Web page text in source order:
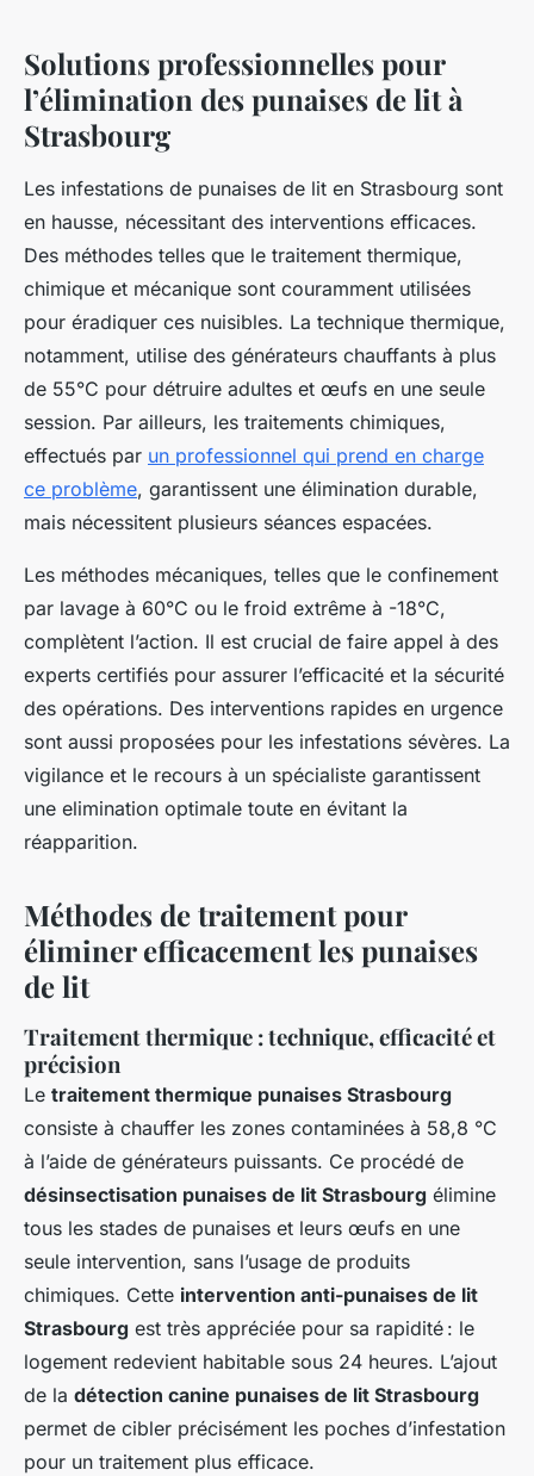
Solutions professionnelles pour
l’élimination des punaises de lit à
Strasbourg
Les infestations de punaises de lit en Strasbourg sont
en hausse, nécessitant des interventions efficaces.
Des méthodes telles que le traitement thermique,
chimique et mécanique sont couramment utilisées
pour éradiquer ces nuisibles. La technique thermique,
notamment, utilise des générateurs chauffants à plus
de 55°C pour détruire adultes et œufs en une seule
session. Par ailleurs, les traitements chimiques,
effectués par un professionnel qui prend en charge
ce problème, garantissent une élimination durable,
mais nécessitent plusieurs séances espacées.
Les méthodes mécaniques, telles que le confinement
par lavage à 60°C ou le froid extrême à -18°C,
complètent l’action. Il est crucial de faire appel à des
experts certifiés pour assurer l’efficacité et la sécurité
des opérations. Des interventions rapides en urgence
sont aussi proposées pour les infestations sévères. La
vigilance et le recours à un spécialiste garantissent
une elimination optimale toute en évitant la
réapparition.
Méthodes de traitement pour
éliminer efficacement les punaises
de lit
Traitement thermique : technique, efficacité et
précision
Le traitement thermique punaises Strasbourg
consiste à chauffer les zones contaminées à 58,8 °C
à l’aide de générateurs puissants. Ce procédé de
désinsectisation punaises de lit Strasbourg élimine
tous les stades de punaises et leurs œufs en une
seule intervention, sans l’usage de produits
chimiques. Cette intervention anti-punaises de lit
Strasbourg est très appréciée pour sa rapidité : le
logement redevient habitable sous 24 heures. L’ajout
de la détection canine punaises de lit Strasbourg
permet de cibler précisément les poches d’infestation
pour un traitement plus efficace.